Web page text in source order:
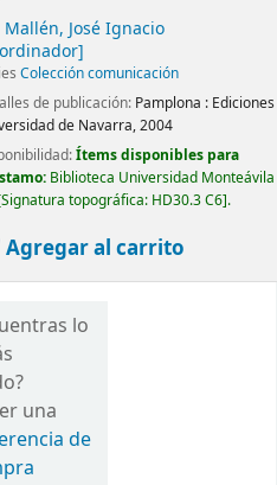
Mallén, José Ignacio
Colección comunicación
de publicación: Pamplona : Ediciones
de Navarra,2004
Ítems disponibles para
Biblioteca Universidad Monteávila
Signatura topográfica: HD30.3 C6 .
Agregar al carrito
lo
una
de